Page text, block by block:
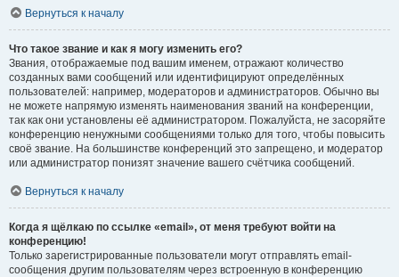
Вернуться к началу
Что такое звание и как я могу изменить его?
Звания, отображаемые под вашим именем, отражают количество
созданных вами сообщений или идентифицируют определённых
пользователей: например, модераторов и администраторов. Обычно вы
не можете напрямую изменять наименования званий на конференции,
так как они установлены её администратором. Пожалуйста, не засоряйте
конференцию ненужными сообщениями только для того, чтобы повысить
своё звание. На большинстве конференций это запрещено, и модератор
или администратор понизят значение вашего счётчика сообщений.
Вернуться к началу
Когда я щёлкаю по ссылке «email», от меня требуют войти на
конференцию!
Только зарегистрированные пользователи могут отправлять email-
сообщения другим пользователям через встроенную в конференцию